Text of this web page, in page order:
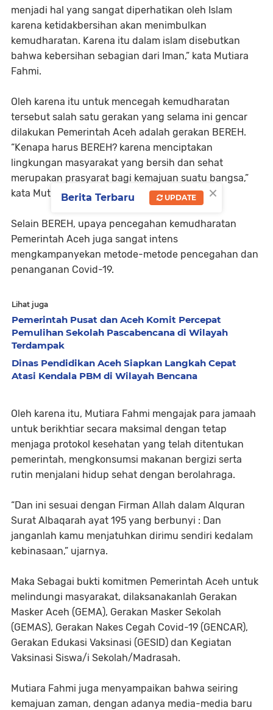
menjadi hal yang sangat diperhatikan oleh Islam
karena ketidakbersihan akan menimbulkan
kemudharatan. Karena itu dalam islam disebutkan
bahwa kebersihan sebagian dari Iman,” kata Mutiara
Fahmi.
Oleh karena itu untuk mencegah kemudharatan
tersebut salah satu gerakan yang selama ini gencar
dilakukan Pemerintah Aceh adalah gerakan BEREH.
“Kenapa harus BEREH? karena menciptakan
lingkungan masyarakat yang bersih dan sehat
merupakan prasyarat bagi kemajuan suatu bangsa,”
kata Mutiara Fahmi.
Selain BEREH, upaya pencegahan kemudharatan
Pemerintah Aceh juga sangat intens
mengkampanyekan metode-metode pencegahan dan
penanganan Covid-19.
Lihat juga
Pemerintah Pusat dan Aceh Komit Percepat
Pemulihan Sekolah Pascabencana di Wilayah
Terdampak
Dinas Pendidikan Aceh Siapkan Langkah Cepat
Atasi Kendala PBM di Wilayah Bencana
Oleh karena itu, Mutiara Fahmi mengajak para jamaah
untuk berikhtiar secara maksimal dengan tetap
menjaga protokol kesehatan yang telah ditentukan
pemerintah, mengkonsumsi makanan bergizi serta
rutin menjalani hidup sehat dengan berolahraga.
“Dan ini sesuai dengan Firman Allah dalam Alquran
Surat Albaqarah ayat 195 yang berbunyi : Dan
janganlah kamu menjatuhkan dirimu sendiri kedalam
kebinasaan,” ujarnya.
Maka Sebagai bukti komitmen Pemerintah Aceh untuk
melindungi masyarakat, dilaksanakanlah Gerakan
Masker Aceh (GEMA), Gerakan Masker Sekolah
(GEMAS), Gerakan Nakes Cegah Covid-19 (GENCAR),
Gerakan Edukasi Vaksinasi (GESID) dan Kegiatan
Vaksinasi Siswa/i Sekolah/Madrasah.
Mutiara Fahmi juga menyampaikan bahwa seiring
kemajuan zaman, dengan adanya media-media baru
×
Berita Terbaru UPDATE